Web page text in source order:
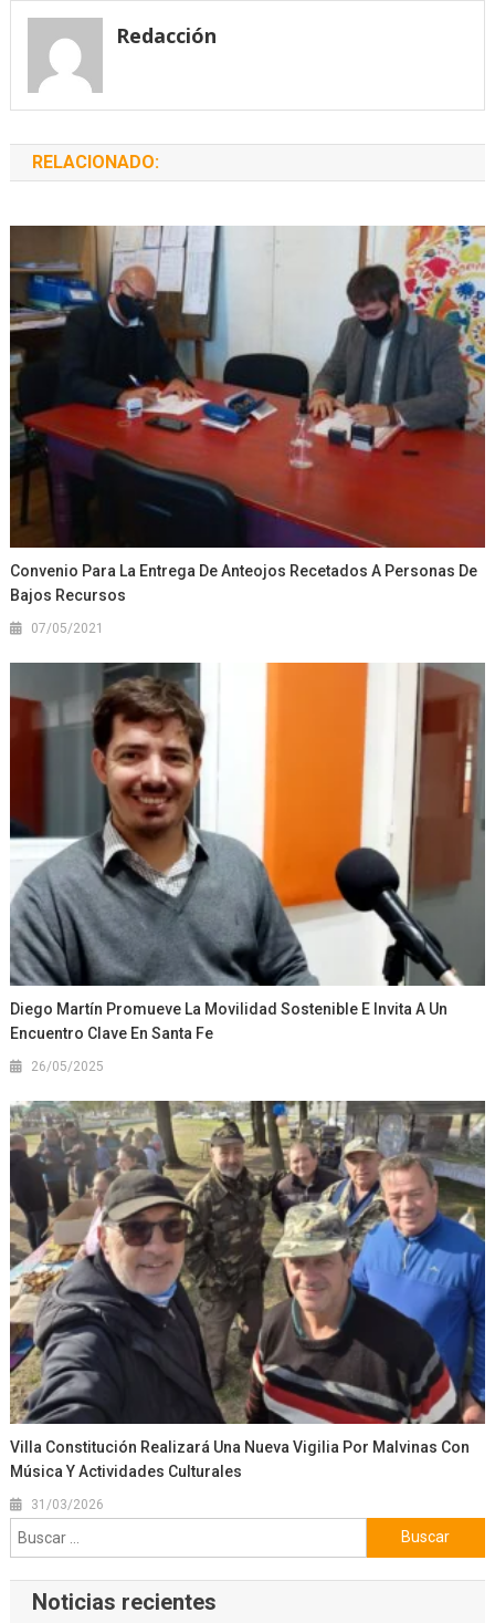
entradas
Redacción
RELACIONADO:
Convenio Para La Entrega De Anteojos Recetados A Personas De
Bajos Recursos
07/05/2021
Diego Martín Promueve La Movilidad Sostenible E Invita A Un
Encuentro Clave En Santa Fe
26/05/2025
Villa Constitución Realizará Una Nueva Vigilia Por Malvinas Con
Música Y Actividades Culturales
31/03/2026
Buscar:
Noticias recientes